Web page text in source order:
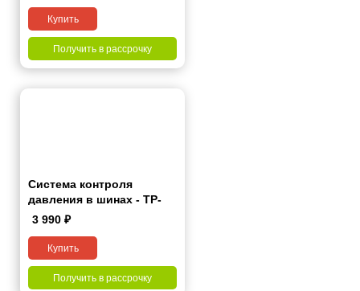
Купить
Получить в рассрочку
Система контроля
давления в шинах - TP-
Lite
3 990 ₽
Купить
Получить в рассрочку